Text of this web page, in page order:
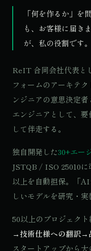
「何を作るか」を
も、お客様に届き
が、私の役割です。
ReIT 合同会社代表と
フォームのアーキテ
ンジニアの意思決定者
エンジニアとして、
して伴走する。
独自開発した30+エー
JSTQB / ISO 25010
以上を自動担保。「
しいモデルを研究・実
50以上のプロジェクト
→技術仕様への翻訳→
スタートアップから